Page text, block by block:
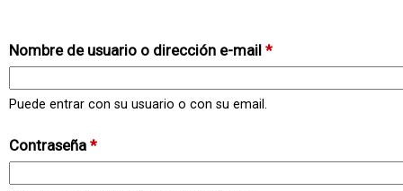
Nombre de usuario o dirección e-mail *
Puede entrar con su usuario o con su email.
Contraseña *